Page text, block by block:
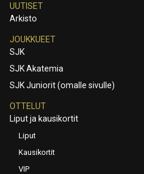
UUTISET
Arkisto
JOUKKUEET
SJK
SJK Akatemia
SJK Juniorit (omalle sivulle)
OTTELUT
Liput ja kausikortit
Liput
Kausikortit
VIP